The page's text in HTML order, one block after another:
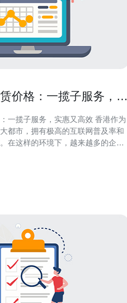
价格：一揽子服务，实
子服务，实惠又高效 香港作为
都市，拥有极高的互联网普及率和
在这样的环境下，越来越多的企业
地区可能有所提高，但却能提供一